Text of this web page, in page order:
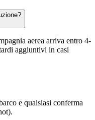
aerea arriva entro 4-
aggiuntivi in casi
e qualsiasi conferma